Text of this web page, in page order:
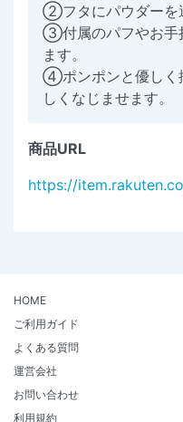
②フタにパウダーを
③付属のパフやお手
ます。
④ポンポンと優しく
しくなじませます。
商品URL
https://
HOME
ご利用ガイド
よくある質問
運営会社
お問い合わせ
利用規約